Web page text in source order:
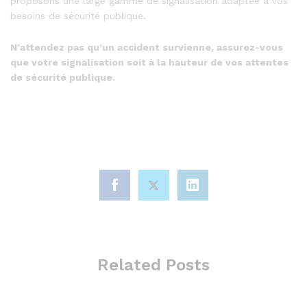
besoins de sécurité publique.
N’attendez pas qu’un accident survienne, assurez-vous
que votre signalisation soit à la hauteur de vos attentes
de sécurité publique.
Related Posts